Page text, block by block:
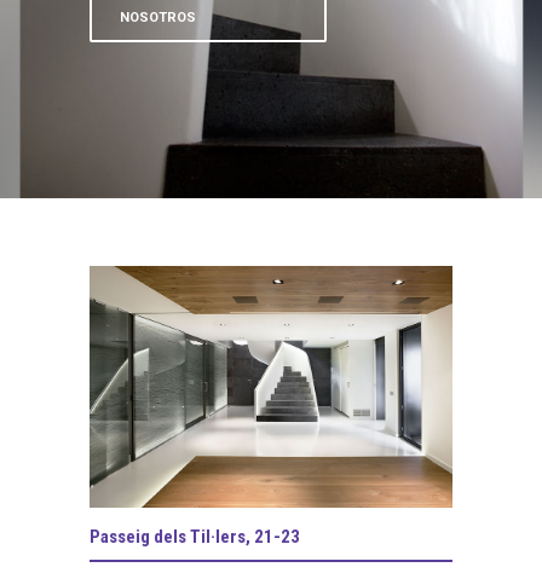
NOSOTROS
Passeig dels Til·lers, 21-23